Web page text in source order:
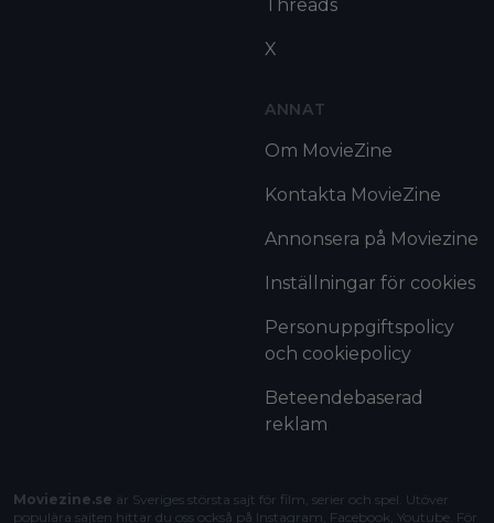
Threads
X
ANNAT
Om MovieZine
Kontakta MovieZine
Annonsera på Moviezine
Inställningar för cookies
Personuppgiftspolicy
och cookiepolicy
Beteendebaserad
reklam
Moviezine.se är Sveriges största sajt för film, serier och spel. Utöver
populära sajten hittar du oss också på Instagram, Facebook, Youtube. För